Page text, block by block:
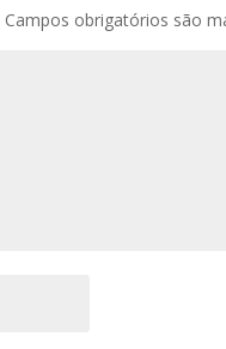
Campos obrigatórios são